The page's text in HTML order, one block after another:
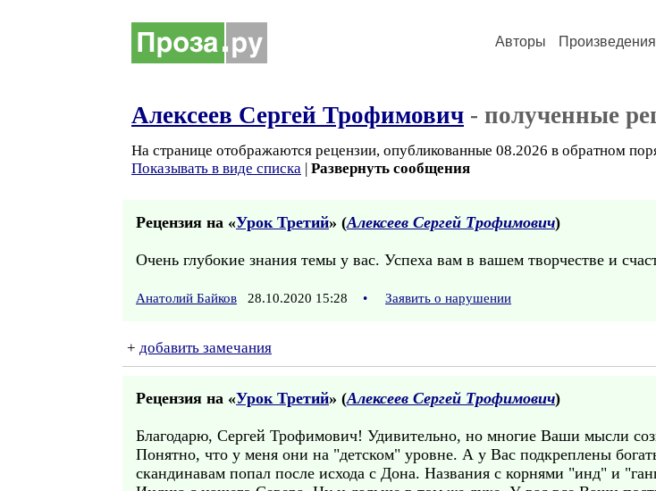
Авторы Произведения
Алексеев Сергей Трофимович - полученные
На странице отображаются рецензии, опубликованные 08.2026 в обратном
Показывать в виде списка | Развернуть сообщения
Рецензия на «Урок Третий» (Алексеев Сергей Трофимович)
Очень глубокие знания темы у вас. Успеха вам в вашем творчестве и
Анатолий Байков 28.10.2020 15:28 • Заявить о нарушении
+ добавить замечания
Рецензия на «Урок Третий» (Алексеев Сергей Трофимович)
Благодарю, Сергей Трофимович! Удивительно, но многие Ваши мысли
Понятно, что у меня они на "детском" уровне. А у Вас подкреплены
скандинавам попал после исхода с Дона. Названия с корнями "инд" и